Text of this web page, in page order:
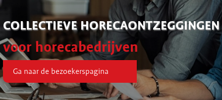
COLLECTIEVE HORECAONTZEGGINGEN
voor horecabedrijven
Ga naar de bezoekerspagina